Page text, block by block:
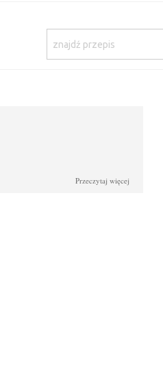
Przeczytaj więcej